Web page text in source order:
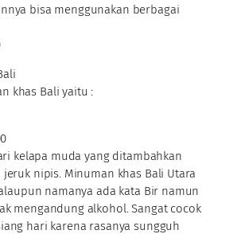
bisa menggunakan berbagai
khas Bali yaitu :
kelapa muda yang ditambahkan
nipis. Minuman khas Bali Utara
namanya ada kata Bir namun
mengandung alkohol. Sangat cocok
hari karena rasanya sungguh